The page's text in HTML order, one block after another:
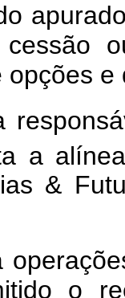
a
&
o